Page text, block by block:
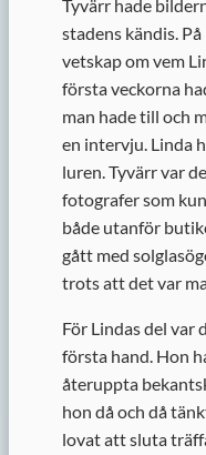
Tyvärr hade
stadens kändis.
vetskap om vem
första veckorna
man hade till och
en intervju. Linda
luren. Tyvärr var
fotografer som
både utanför
gått med
trots att det var
För Lindas del var
första hand. Hon
återuppta
hon då och då
lovat att sluta